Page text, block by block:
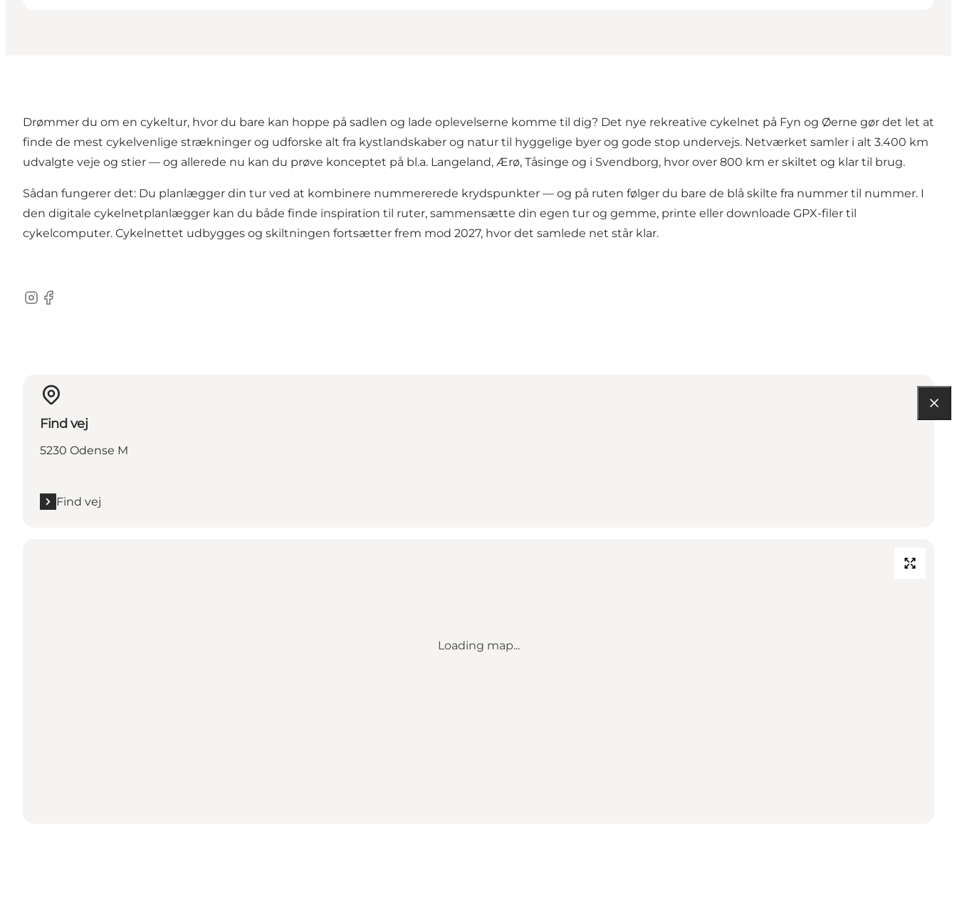
Drømmer du om en cykeltur, hvor du bare kan hoppe på sadlen og lade oplevelserne komme til dig? Det nye rekreative cykelnet på Fyn og Øerne gør det let at
finde de mest cykelvenlige strækninger og udforske alt fra kystlandskaber og natur til hyggelige byer og gode stop undervejs. Netværket samler i alt 3.400 km
udvalgte veje og stier — og allerede nu kan du prøve konceptet på bl.a. Langeland, Ærø, Tåsinge og i Svendborg, hvor over 800 km er skiltet og klar til brug.
Sådan fungerer det: Du planlægger din tur ved at kombinere nummererede krydspunkter — og på ruten følger du bare de blå skilte fra nummer til nummer. I
den digitale cykelnetplanlægger kan du både finde inspiration til ruter, sammensætte din egen tur og gemme, printe eller downloade GPX-filer til
cykelcomputer. Cykelnettet udbygges og skiltningen fortsætter frem mod 2027, hvor det samlede net står klar.
Instagram
Facebook
Find vej
5230 Odense M
Find vej
Loading map...